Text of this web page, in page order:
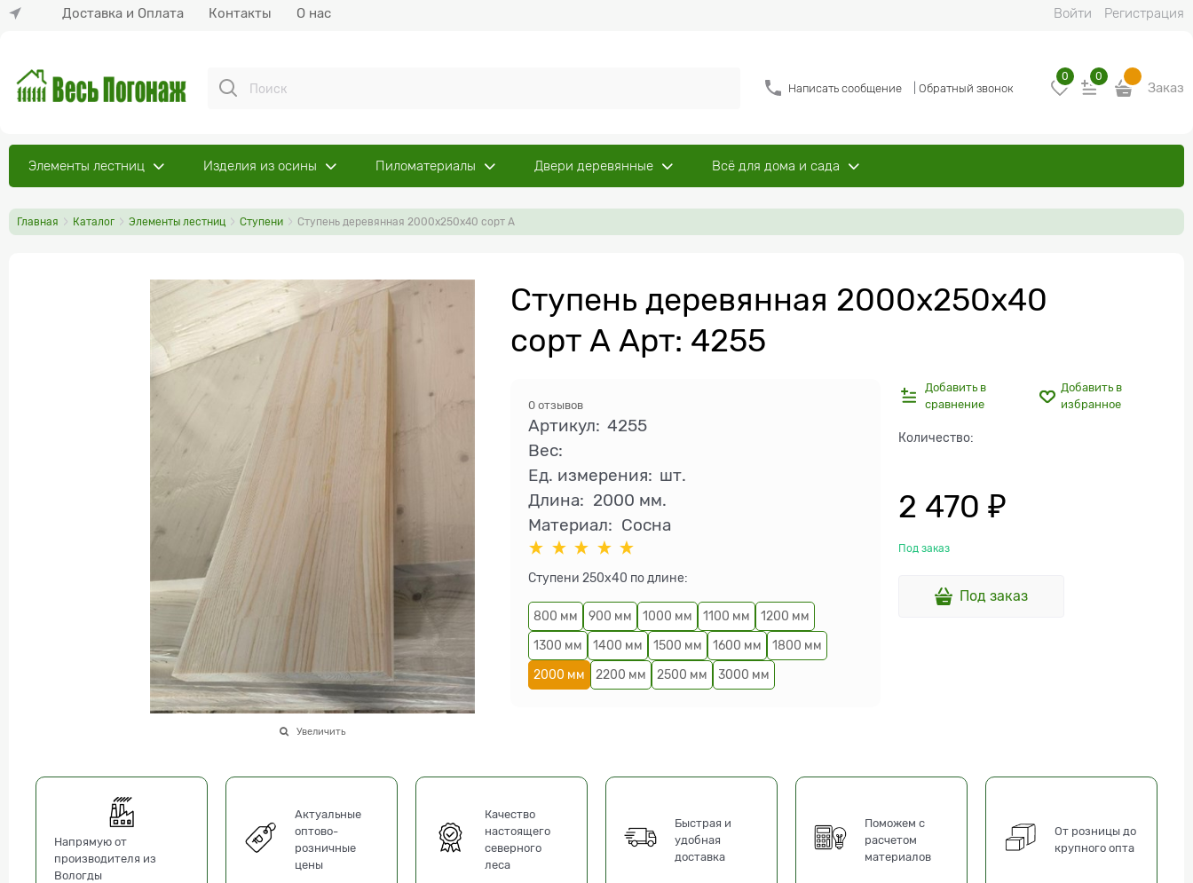
Доставка и Оплата Контакты О нас Войти Регистрация
Написать сообщение Обратный звонок
0 0
Заказ
Элементы лестниц Изделия из осины Пиломатериалы Двери деревянные Всё для дома и сада
Главная Каталог Элементы лестниц Ступени Ступень деревянная 2000x250x40 сорт А
Увеличить
Ступень деревянная 2000x250x40
сорт А Арт: 4255
0 отзывов
Артикул: 4255
Вес:
Ед. измерения: шт.
Длина: 2000 мм.
Материал: Сосна
Ступени 250х40 по длине:
800 мм 900 мм 1000 мм 1100 мм 1200 мм
1300 мм 1400 мм 1500 мм 1600 мм 1800 мм
2000 мм 2200 мм 2500 мм 3000 мм
Добавить в
сравнение
Добавить в
избранное
Количество:
2 470 ₽
Под заказ
Под заказ
Напрямую от
производителя из
Вологды
Актуальные
оптово-
розничные
цены
Качество
настоящего
северного
леса
Быстрая и
удобная
доставка
Поможем с
расчетом
материалов
От розницы до
крупного опта